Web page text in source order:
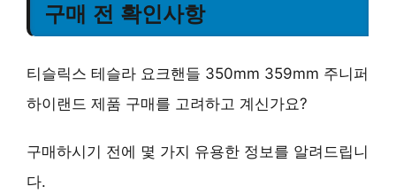
구매 전 확인사항
티슬릭스 테슬라 요크핸들 350mm 359mm 주니퍼
하이랜드 제품 구매를 고려하고 계신가요?
구매하시기 전에 몇 가지 유용한 정보를 알려드립니
다.